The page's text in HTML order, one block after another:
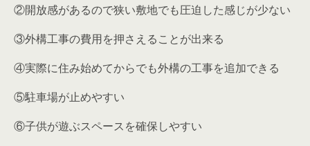
②開放感があるので狭い敷地でも圧迫した感じが少ない
③外構工事の費用を押さえることが出来る
④実際に住み始めてからでも外構の工事を追加できる
⑤駐車場が止めやすい
⑥子供が遊ぶスペースを確保しやすい